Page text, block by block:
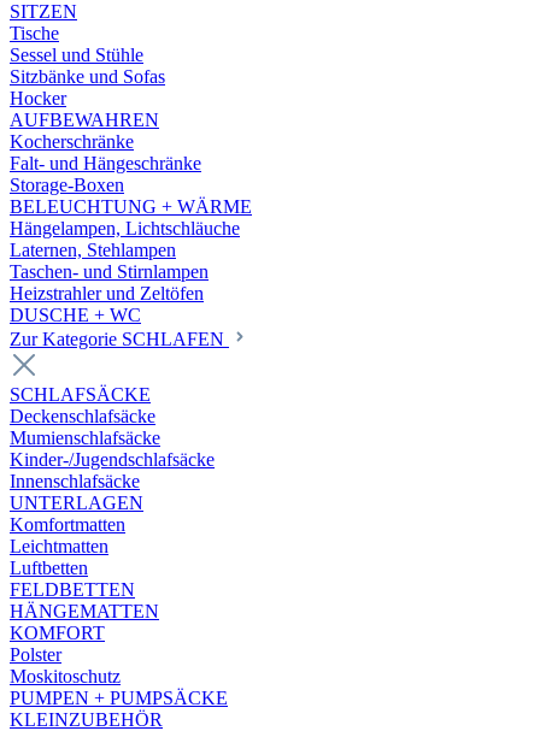
SITZEN
Tische
Sessel und Stühle
Sitzbänke und Sofas
Hocker
AUFBEWAHREN
Kocherschränke
Falt- und Hängeschränke
Storage-Boxen
BELEUCHTUNG + WÄRME
Hängelampen, Lichtschläuche
Laternen, Stehlampen
Taschen- und Stirnlampen
Heizstrahler und Zeltöfen
DUSCHE + WC
Zur Kategorie SCHLAFEN
SCHLAFSÄCKE
Deckenschlafsäcke
Mumienschlafsäcke
Kinder-/Jugendschlafsäcke
Innenschlafsäcke
UNTERLAGEN
Komfortmatten
Leichtmatten
Luftbetten
FELDBETTEN
HÄNGEMATTEN
KOMFORT
Polster
Moskitoschutz
PUMPEN + PUMPSÄCKE
KLEINZUBEHÖR